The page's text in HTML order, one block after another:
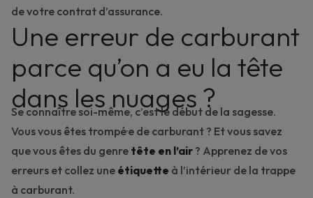
de votre contrat d’assurance.
Une erreur de carburant
parce qu’on a eu la tête
dans les nuages ?
Se connaître soi-même, c’est le début de la sagesse.
Vous vous êtes trompé·e de carburant ? Et vous savez
que vous êtes du genre tête en l’air ? Apprenez de vos
erreurs et collez une étiquette à l’intérieur de la trappe
à carburant.